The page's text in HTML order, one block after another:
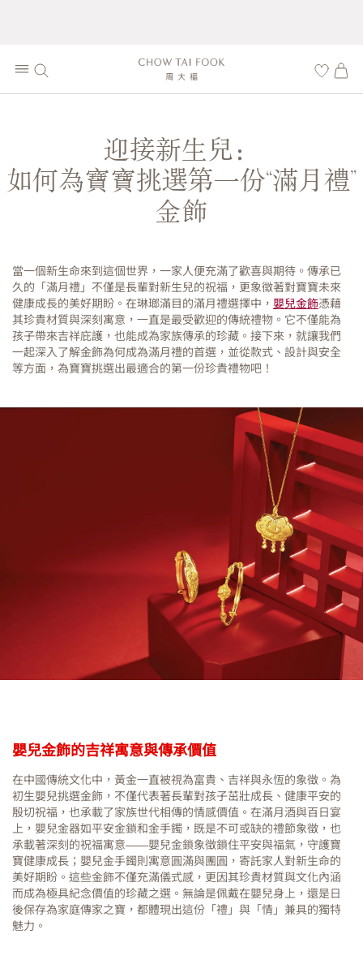
迎接新生兒：
如何為寶寶挑選第一份“滿月禮”
金飾
當一個新生命來到這個世界，一家人便充滿了歡喜與期待。傳承已
久的「滿月禮」不僅是長輩對新生兒的祝福，更象徵著對寶寶未來
健康成長的美好期盼。在琳瑯滿目的滿月禮選擇中， 嬰兒金飾憑藉
其珍貴材質與深刻寓意，一直是最受歡迎的傳統禮物。它不僅能為
孩子帶來吉祥庇護，也能成為家族傳承的珍藏。接下來，就讓我們
一起深入了解金飾為何成為滿月禮的首選，並從款式、設計與安全
等方面，為寶寶挑選出最適合的第一份珍貴禮物吧！
嬰兒金飾的吉祥寓意與傳承價值
在中國傳統文化中，黃金一直被視為富貴、吉祥與永恆的象徵。為
初生嬰兒挑選金飾，不僅代表著長輩對孩子茁壯成長、健康平安的
殷切祝福，也承載了家族世代相傳的情感價值。在滿月酒與百日宴
上，嬰兒金器如平安金鎖和金手鐲，既是不可或缺的禮節象徵，也
承載著深刻的祝福寓意——嬰兒金鎖象徵鎖住平安與福氣，守護寶
寶健康成長；嬰兒金手鐲則寓意圓滿與團圓，寄託家人對新生命的
美好期盼。這些金飾不僅充滿儀式感，更因其珍貴材質與文化內涵
而成為極具紀念價值的珍藏之選。無論是佩戴在嬰兒身上，還是日
後保存為家庭傳家之寶，都體現出這份「禮」與「情」兼具的獨特
魅力。